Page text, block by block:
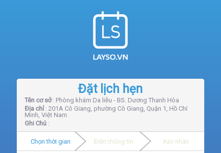
Đặt lịch hẹn
Tên cơ sở: Phòng khám Da liễu - BS. Dương Thanh Hòa
Địa chỉ: 201A Cô Giang, phường Cô Giang, Quận 1, Hồ Chí
Minh, Việt Nam
Ghi Chú:
Chọn thời gian Điền thông tin Xác nhận